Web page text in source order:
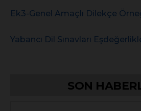
Ek3-Genel Amaçlı Dilekçe
Yabancı Dil Sınavları
SON